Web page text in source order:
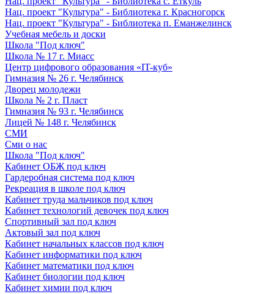
Нац. проект "Культура" - Библиотека г. Красногорск
Нац. проект "Культура" - Библиотека п. Еманжелинск
Учебная мебель и доски
Школа "Под ключ"
Школа № 17 г. Миасс
Центр цифрового образования «IT-куб»
Гимназия № 26 г. Челябинск
Дворец молодежи
Школа № 2 г. Пласт
Гимназия № 93 г. Челябинск
Лицей № 148 г. Челябинск
СМИ
Сми о нас
Школа "Под ключ"
Кабинет ОБЖ под ключ
Гардеробная система под ключ
Рекреация в школе под ключ
Кабинет труда мальчиков под ключ
Кабинет технологий девочек под ключ
Спортивный зал под ключ
Актовый зал под ключ
Кабинет начальных классов под ключ
Кабинет информатики под ключ
Кабинет математики под ключ
Кабинет биологии под ключ
Кабинет химии под ключ